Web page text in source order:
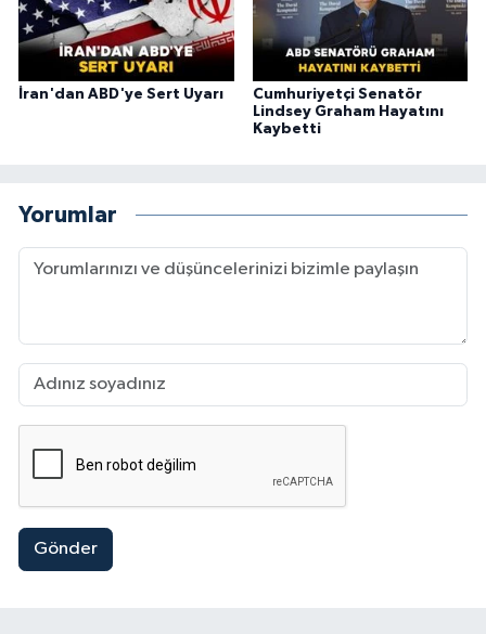
İran'dan ABD'ye Sert Uyarı
Cumhuriyetçi Senatör
Lindsey Graham Hayatını
Kaybetti
Yorumlar
Gönder